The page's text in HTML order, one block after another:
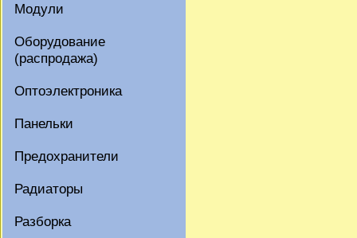
Модули
Оборудование
(распродажа)
Оптоэлектроника
Панельки
Предохранители
Радиаторы
Разборка